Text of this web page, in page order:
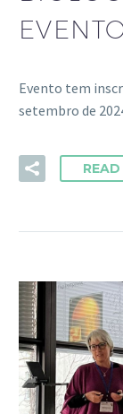
Evento tem
setembro de